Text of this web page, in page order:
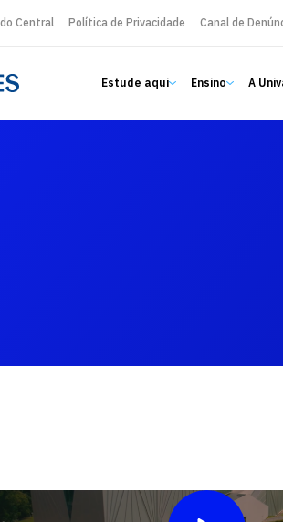
Central Política de Privacidade Canal de
Estude aqui Ensino A